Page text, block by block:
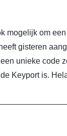
mogelijk om
gisteren
unieke code
Keyport is.